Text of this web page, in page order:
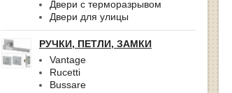
Двери с терморазрывом
Двери для улицы
РУЧКИ, ПЕТЛИ, ЗАМКИ
Vantage
Rucetti
Bussare